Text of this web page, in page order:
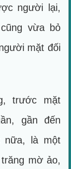
người lại,
vừa bỏ
mặt đối
trước mặt
gần đến
nữa, là một
mờ ảo,